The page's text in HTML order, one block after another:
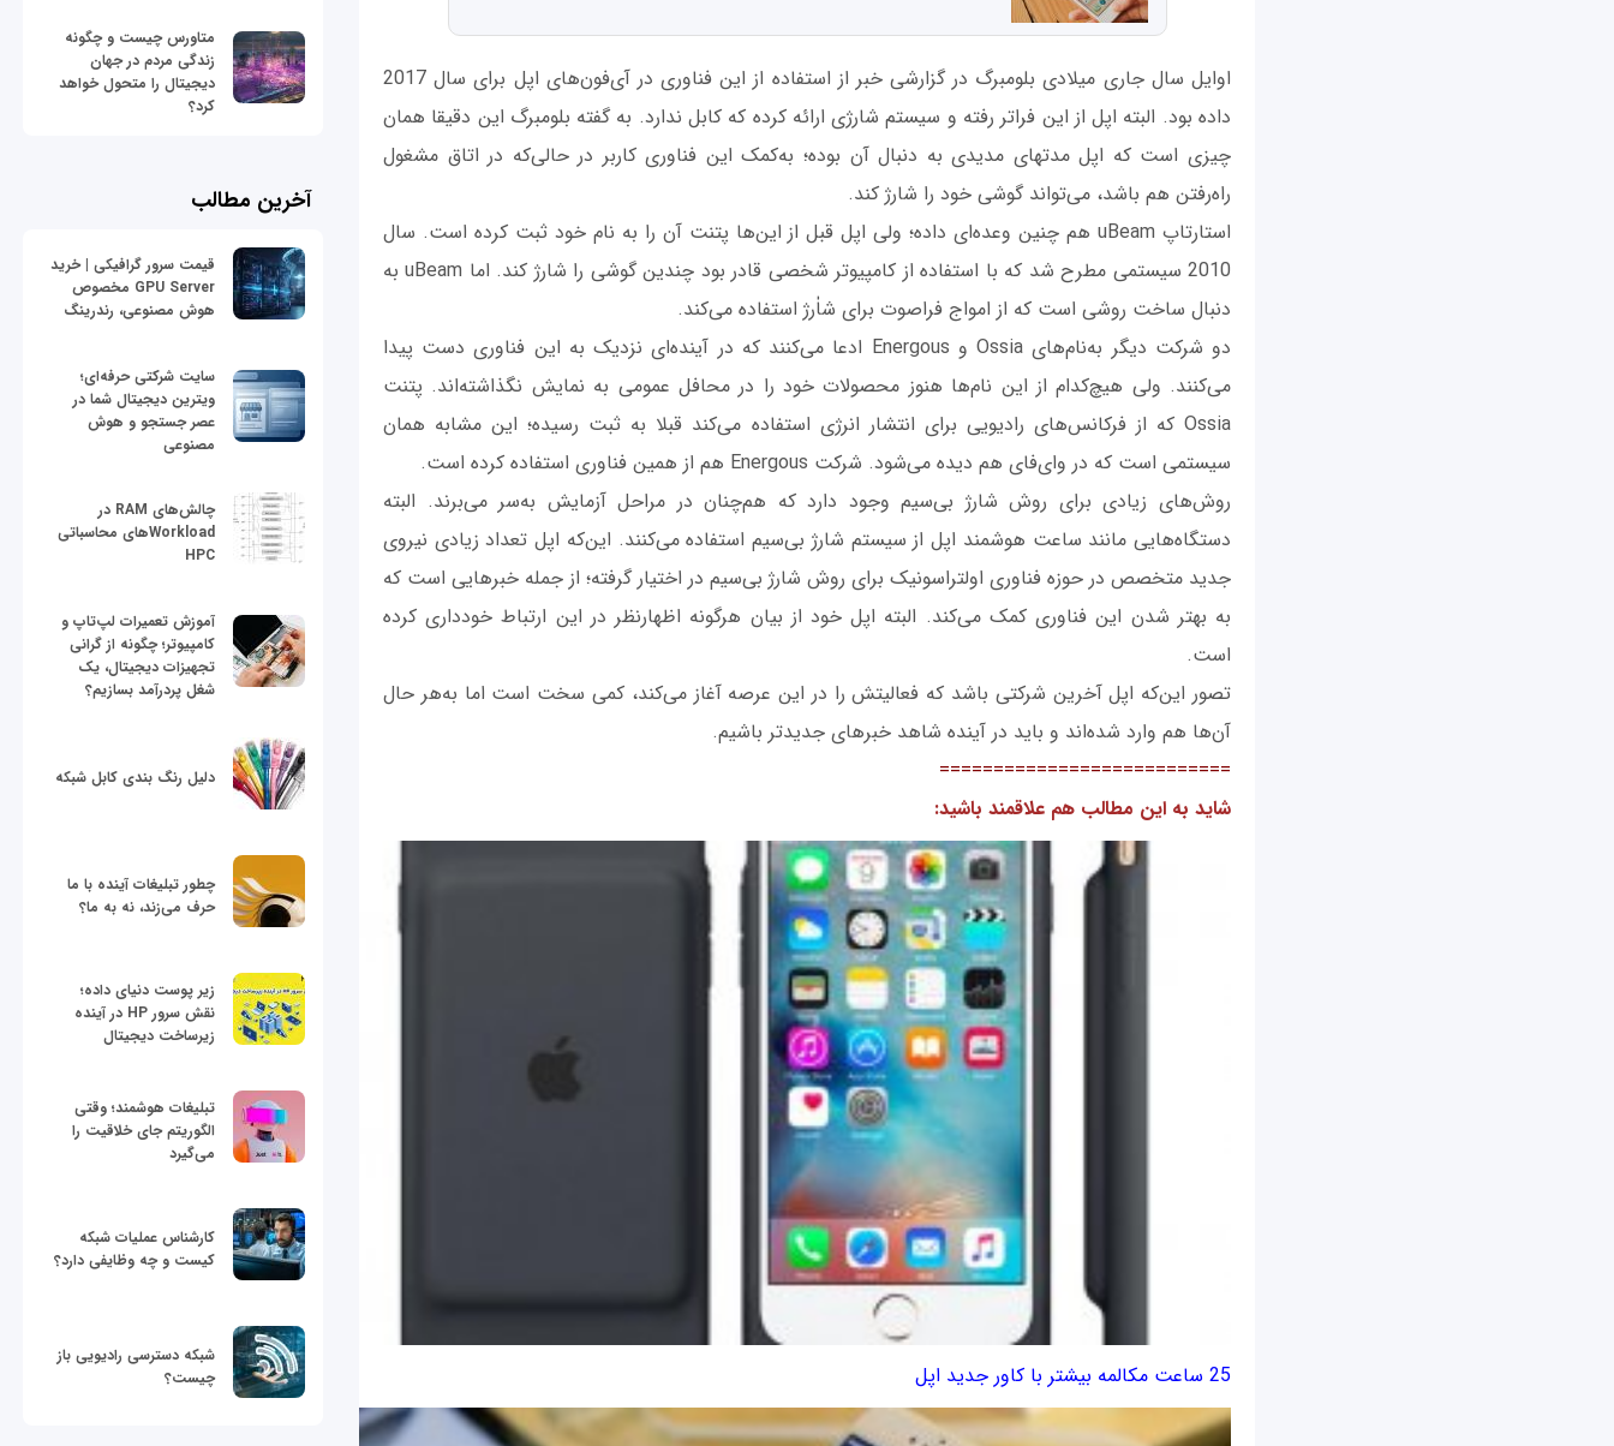
اوایل سال جاری میلادی بلومبرگ در گزارشی خبر از استفاده از این فناوری در آی‌فون‌های اپل برای سال 2017
داده بود. البته اپل از این فراتر رفته و سیستم شارژی ارائه کرده که کابل ندارد. به گفته بلومبرگ این دقیقا همان
چیزی است که اپل مدتهای مدیدی به دنبال آن بوده؛ به‌کمک این فناوری کاربر در حالی‌که در اتاق مشغول
راه‌رفتن هم باشد، می‌تواند گوشی خود را شارژ کند.
استارتاپ uBeam هم چنین وعده‌ای داده؛ ولی اپل قبل از این‌ها پتنت آن را به نام خود ثبت کرده است. سال
2010 سیستمی مطرح شد که با استفاده از کامپیوتر شخصی قادر بود چندین گوشی را شارژ کند. اما uBeam به
دنبال ساخت روشی است که از امواج فراصوت برای شاٰرژ استفاده می‌کند.
دو شرکت دیگر به‌نام‌های Ossia و Energous ادعا می‌کنند که در آینده‌ای نزدیک به این فناوری دست پیدا
می‌کنند. ولی هیچ‌کدام از این نام‌ها هنوز محصولات خود را در محافل عمومی به نمایش نگذاشته‌اند. پتنت
Ossia که از فرکانس‌های رادیویی برای انتشار انرژی استفاده می‌کند قبلا به ثبت رسیده؛ این مشابه همان
سیستمی است که در وای‌فای هم دیده می‌شود. شرکت Energous هم از همین فناوری استفاده کرده است.
روش‌های زیادی برای روش شارژ بی‌سیم وجود دارد که هم‌چنان در مراحل آزمایش به‌سر می‌برند. البته
دستگاه‌هایی مانند ساعت هوشمند اپل از سیستم شارژ‌ بی‌سیم استفاده می‌کنند. این‌که اپل تعداد زیادی نیروی
جدید متخصص در حوزه فناوری اولتراسونیک برای روش شارژ بی‌سیم در اختیار گرفته؛ از جمله خبرهایی است که
به بهتر شدن این فناوری کمک می‌کند. البته اپل خود از بیان هرگونه اظهارنظر در این ارتباط خودداری کرده
است.
تصور این‌که اپل آخرین شرکتی باشد که فعالیتش را در این عرصه آغاز می‌کند، کمی سخت است اما به‌هر حال
آن‌ها هم وارد شده‌اند و باید در آینده شاهد خبرهای جدیدتر باشیم.
===========================
شاید به این مطالب هم علاقمند باشید:
25 ساعت مکالمه بیشتر با کاور جدید اپل
متاورس چیست و چگونه
زندگی مردم در جهان
دیجیتال را متحول خواهد
کرد؟
آخرین مطالب
قیمت سرور گرافیکی | خرید
GPU Server مخصوص
هوش مصنوعی، رندرینگ
سایت شرکتی حرفه‌ای؛
ویترین دیجیتال شما در
عصر جستجو و هوش
مصنوعی
چالش‌های RAM در
Workloadهای محاسباتی
HPC
آموزش تعمیرات لپ‌تاپ و
کامپیوتر؛ چگونه از گرانی
تجهیزات دیجیتال، یک
شغل پردرآمد بسازیم؟
دلیل رنگ بندی کابل شبکه
چطور تبلیغات آینده با ما
حرف می‌زند، نه به ما؟
زیر پوست دنیای داده؛
نقش سرور HP در آینده
زیرساخت دیجیتال
تبلیغات هوشمند؛ وقتی
الگوریتم جای خلاقیت را
می‌گیرد
کارشناس عملیات شبکه
کیست و چه وظایفی دارد؟
شبکه دسترسی رادیویی باز
چیست؟